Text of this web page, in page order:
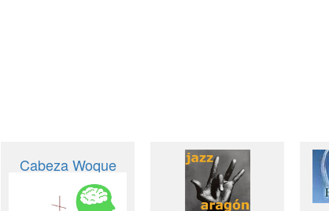
Cabeza Woque